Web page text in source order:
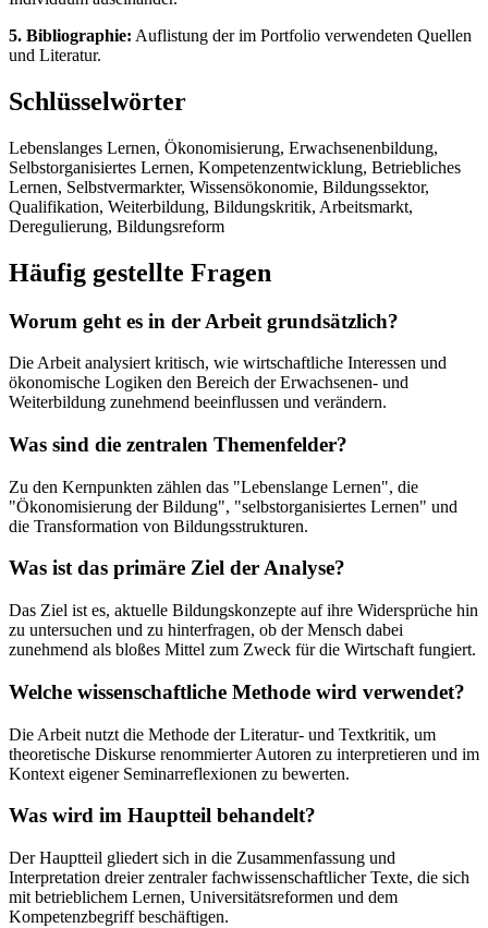
5. Bibliographie: Auflistung der im Portfolio verwendeten Quellen
und Literatur.
Schlüsselwörter
Lebenslanges Lernen, Ökonomisierung, Erwachsenenbildung,
Selbstorganisiertes Lernen, Kompetenzentwicklung, Betriebliches
Lernen, Selbstvermarkter, Wissensökonomie, Bildungssektor,
Qualifikation, Weiterbildung, Bildungskritik, Arbeitsmarkt,
Deregulierung, Bildungsreform
Häufig gestellte Fragen
Worum geht es in der Arbeit grundsätzlich?
Die Arbeit analysiert kritisch, wie wirtschaftliche Interessen und
ökonomische Logiken den Bereich der Erwachsenen- und
Weiterbildung zunehmend beeinflussen und verändern.
Was sind die zentralen Themenfelder?
Zu den Kernpunkten zählen das "Lebenslange Lernen", die
"Ökonomisierung der Bildung", "selbstorganisiertes Lernen" und
die Transformation von Bildungsstrukturen.
Was ist das primäre Ziel der Analyse?
Das Ziel ist es, aktuelle Bildungskonzepte auf ihre Widersprüche hin
zu untersuchen und zu hinterfragen, ob der Mensch dabei
zunehmend als bloßes Mittel zum Zweck für die Wirtschaft fungiert.
Welche wissenschaftliche Methode wird verwendet?
Die Arbeit nutzt die Methode der Literatur- und Textkritik, um
theoretische Diskurse renommierter Autoren zu interpretieren und im
Kontext eigener Seminarreflexionen zu bewerten.
Was wird im Hauptteil behandelt?
Der Hauptteil gliedert sich in die Zusammenfassung und
Interpretation dreier zentraler fachwissenschaftlicher Texte, die sich
mit betrieblichem Lernen, Universitätsreformen und dem
Kompetenzbegriff beschäftigen.